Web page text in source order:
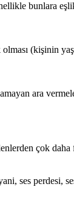
bunlara
olması (kişinin
ara
çok daha
ses perdesi,